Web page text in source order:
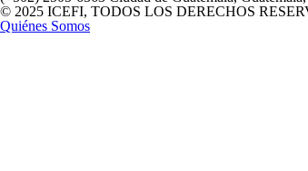
© 2025 ICEFI, TODOS LOS DERECHOS
Quiénes Somos